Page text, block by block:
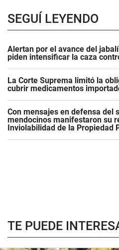
SEGUÍ LEYENDO
Alertan por el avance del
piden intensificar la caza
La Corte Suprema limitó la
cubrir medicamentos
Con mensajes en defensa del
mendocinos manifestaron su
Inviolabilidad de la Propiedad
TE PUEDE